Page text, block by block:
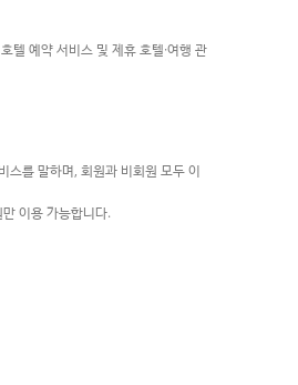
텔 예약 서비스 및 제휴 호텔·여행 관
스를 말하며, 회원과 비회원 모두 이
이용 가능합니다.